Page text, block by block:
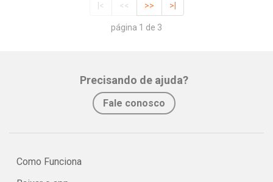
|< << >> >|
página 1 de 3
Precisando de ajuda?
Fale conosco
Como Funciona